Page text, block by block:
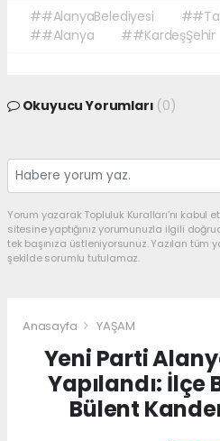
##AlanyaBelediyesi
##Alanya
##KardeşŞehir
Okuyucu Yorumları (0)
Yorum yazarak Topluluk Kuralları’nı kabul
sitesine yaptığınız yorumunuzla ilgili
tek başınıza üstleniyorsunuz. Yazılan
şekilde sorumlu tutulamaz.
Anasayfa YAŞAM
Yeni Parti
Yapılandı: İlçe
Bülent